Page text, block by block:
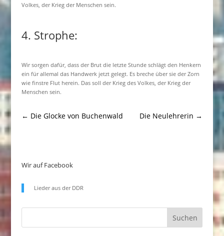
Volkes, der Krieg der Menschen sein.
4. Strophe:
Wir sorgen dafür, dass der Brut die letzte Stunde schlägt den Henkern
ein für allemal das Handwerk jetzt gelegt. Es breche über sie der Zorn
wie finstre Flut herein. Das soll der Krieg des Volkes, der Krieg der
Menschen sein.
← Die Glocke von Buchenwald Die Neulehrerin →
Wir auf Facebook
Lieder aus der DDR